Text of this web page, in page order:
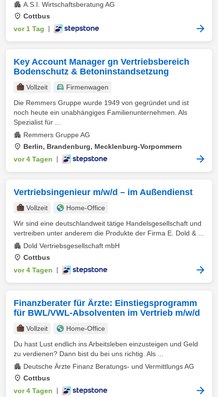
A.S.I. Wirtschaftsberatung AG
Cottbus
vor 1 Tag
Key Account Manager gn Vertriebsbereich
Bodenschutz & Betoninstandsetzung
Vollzeit
Firmenwagen
Die Remmers Gruppe wurde 1949 von gegründet und ist
noch heute ein unabhängiges Familienunternehmen. Als
Spezialist für ...
Remmers Gruppe AG
Berlin, Brandenburg, Mecklenburg-Vorpommern
vor 4 Tagen
Vertriebsingenieur m/w/d – im Außendienst
Vollzeit
Home-Office
Wir sind eine deutschlandweit tätige Handelsgesellschaft und
vertreiben unter anderem die Produkte der Firma E. Dold & ...
Dold Vertriebsgesellschaft mbH
Cottbus
vor 4 Tagen
Finanzberater für Ärzte: Einstiegsprogramm
für BWL/VWL-Absolventen im Vertrieb m/w/d
Vollzeit
Home-Office
Du hast Lust endlich ins Arbeitsleben einzusteigen und Geld
zu verdienen? Dann bist du bei uns richtig. Als ...
Deutsche Ärzte Finanz Beratungs- und Vermittlungs AG
Cottbus
vor 4 Tagen